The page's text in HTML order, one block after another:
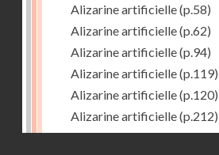
Alizarine artificielle(p.58)
Alizarine artificielle(p.62)
Alizarine artificielle(p.94)
Alizarine artificielle(p.119)
Alizarine artificielle(p.120)
Alizarine artificielle(p.212)
Alizarine artificielle(p.256)